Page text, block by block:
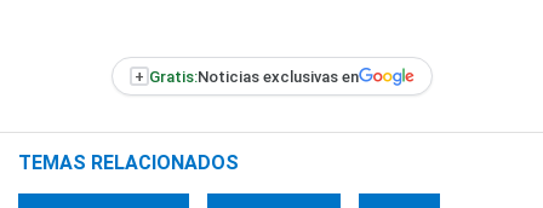
+ Gratis:Noticias exclusivas en
TEMAS RELACIONADOS